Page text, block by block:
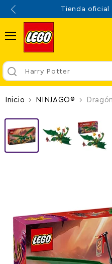
Tienda oficial
Menú
Harry Potter
Inicio NINJAGO®